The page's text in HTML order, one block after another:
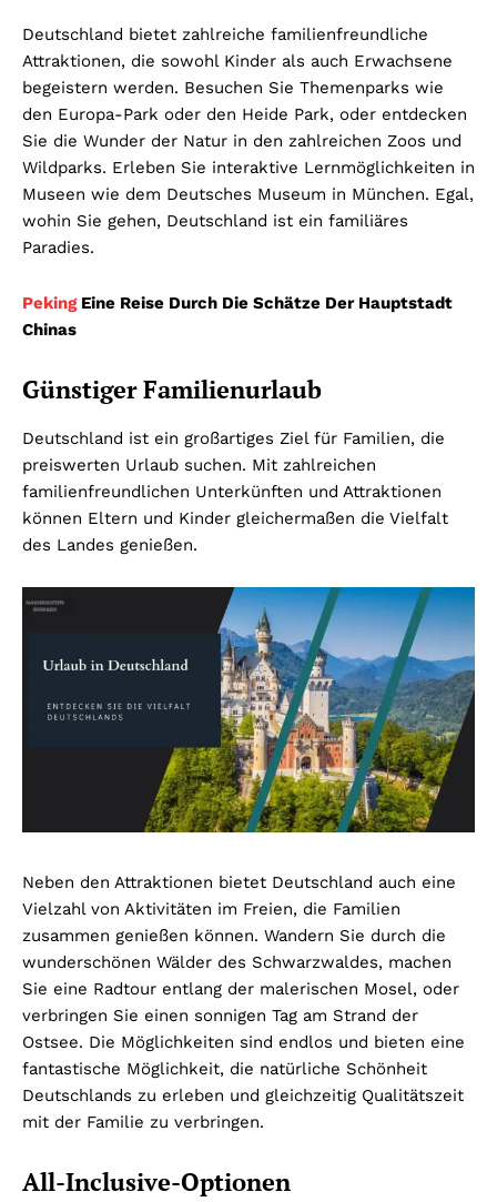
Deutschland bietet zahlreiche familienfreundliche
Attraktionen, die sowohl Kinder als auch Erwachsene
begeistern werden. Besuchen Sie Themenparks wie
den Europa-Park oder den Heide Park, oder entdecken
Sie die Wunder der Natur in den zahlreichen Zoos und
Wildparks. Erleben Sie interaktive Lernmöglichkeiten in
Museen wie dem Deutsches Museum in München. Egal,
wohin Sie gehen, Deutschland ist ein familiäres
Paradies.
Peking Eine Reise Durch Die Schätze Der Hauptstadt
Chinas
Günstiger Familienurlaub
Deutschland ist ein großartiges Ziel für Familien, die
preiswerten Urlaub suchen. Mit zahlreichen
familienfreundlichen Unterkünften und Attraktionen
können Eltern und Kinder gleichermaßen die Vielfalt
des Landes genießen.
Neben den Attraktionen bietet Deutschland auch eine
Vielzahl von Aktivitäten im Freien, die Familien
zusammen genießen können. Wandern Sie durch die
wunderschönen Wälder des Schwarzwaldes, machen
Sie eine Radtour entlang der malerischen Mosel, oder
verbringen Sie einen sonnigen Tag am Strand der
Ostsee. Die Möglichkeiten sind endlos und bieten eine
fantastische Möglichkeit, die natürliche Schönheit
Deutschlands zu erleben und gleichzeitig Qualitätszeit
mit der Familie zu verbringen.
All-Inclusive-Optionen